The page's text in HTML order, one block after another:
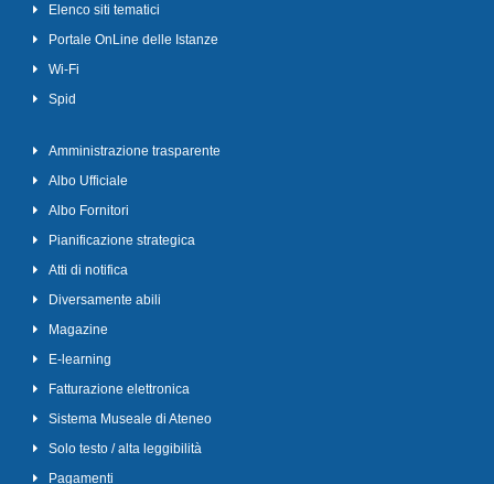
Elenco siti tematici
Portale OnLine delle Istanze
Wi-Fi
Spid
Amministrazione trasparente
Albo Ufficiale
Albo Fornitori
Pianificazione strategica
Atti di notifica
Diversamente abili
Magazine
E-learning
Fatturazione elettronica
Sistema Museale di Ateneo
Solo testo / alta leggibilità
Pagamenti